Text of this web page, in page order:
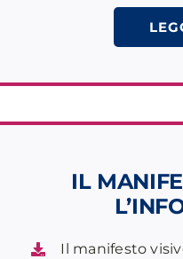
IL
Il manifesto